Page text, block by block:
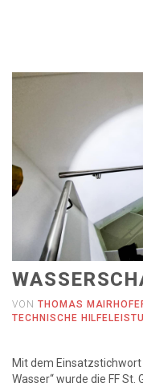
VON THOMAS
TECHNISCHE
Mit dem Einsatzstichwort
Wasser“ wurde die FF